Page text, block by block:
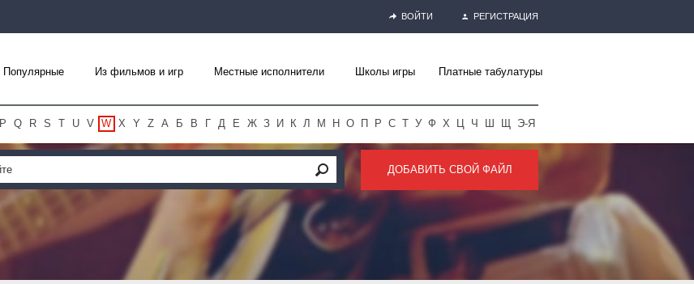
ВОЙТИ РЕГИСТРАЦИЯ
Популярные Из фильмов и игр Местные исполнители Школы игры Платные табулатуры
P Q R S T U V W X Y Z А Б В Г Д Е Ж З И К Л М Н О П Р С Т У Ф Х Ц Ч Ш Щ Э-Я
ДОБАВИТЬ СВОЙ ФАЙЛ